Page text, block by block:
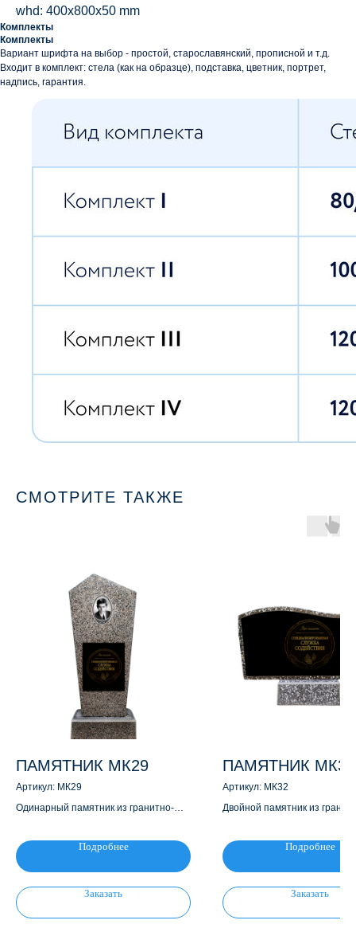
whd: 400x800x50 mm
Комплекты
Комплекты
Вариант шрифта на выбор - простой, старославянский, прописной и т.д.
Входит в комплект: стела (как на образце), подставка, цветник, портрет,
надпись, гарантия.
СМОТРИТЕ ТАКЖЕ
ПАМЯТНИК МК29
Артикул: МК29
Одинарный памятник из гранитно-
Подробнее
Заказать
ПАМЯТНИК МК32
Артикул: МК32
Двойной памятник из
Подробнее
Заказать